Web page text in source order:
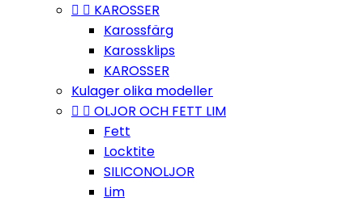
  KAROSSER
Karossfärg
Karossklips
KAROSSER
Kulager olika modeller
  OLJOR OCH FETT LIM
Fett
Locktite
SILICONOLJOR
Lim